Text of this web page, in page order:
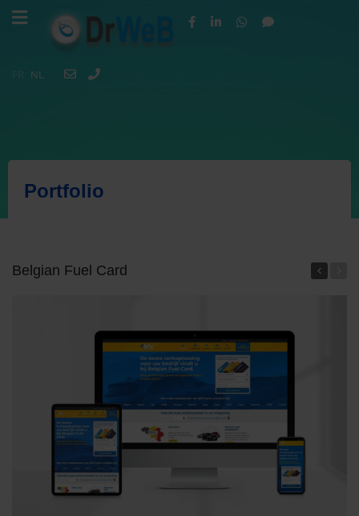
FR NL
Portfolio
Belgian Fuel Card